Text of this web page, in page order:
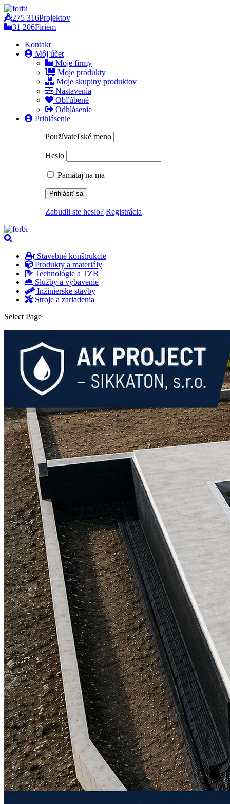
275 316Projektov
31 206Firiem
Kontakt
Môj účet
Moje firmy
Moje produkty
Moje skupiny produktov
Nastavenia
Obľúbené
Odhlásenie
Prihlásenie
Používateľské meno
Heslo
Pamätaj na ma
Zabudli ste heslo? Registrácia
Stavebné konštrukcie
Produkty a materiály
Technológie a TZB
Služby a vybavenie
Inžinierske stavby
Stroje a zariadenia
Select Page